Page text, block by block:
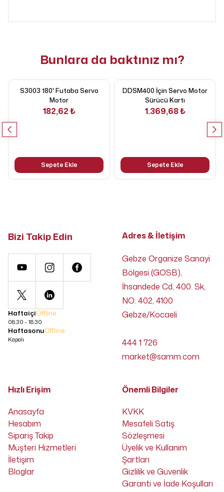
Bunlara da baktınız mı?
S3003 180' Futaba Servo
Motor
182,62 ₺
Sepete Ekle
DDSM400 İçin Servo Motor
Sürücü Kartı
1.369,68 ₺
Sepete Ekle
Bizi Takip Edin
HaftaiçiOffline
08:30 - 18:30
HaftasonuOffline
Kapalı
Adres & İletişim
Gebze Organize Sanayi
Bölgesi (GOSB),
İhsandede Cd, 400. Sk,
NO: 402, 4100
Gebze/Kocaeli
444 1 726
market@samm.com
Hızlı Erişim
Anasayfa
Hesabım
Sipariş Takip
Müşteri Hizmetleri
İletişim
Bloglar
Önemli Bilgiler
KVKK
Mesafeli Satış
Sözleşmesi
Üyelik ve Kullanım
Şartları
Gizlilik ve Güvenlik
Garanti ve İade Koşulları